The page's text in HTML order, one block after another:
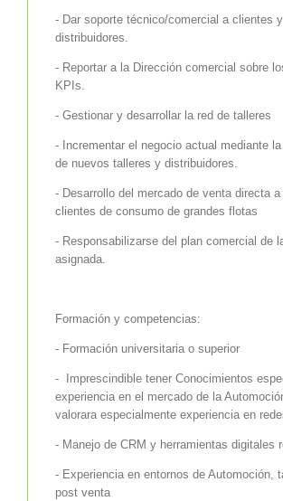
- Dar soporte técnico/comercial a clientes y
distribuidores.
- Reportar a la Dirección comercial sobre
KPIs.
- Gestionar y desarrollar la red de talleres
- Incrementar el negocio actual mediante
de nuevos talleres y distribuidores.
- Desarrollo del mercado de venta directa a
clientes de consumo de grandes flotas
- Responsabilizarse del plan comercial de
asignada.
Formación y competencias:
- Formación universitaria o superior
- Imprescindible tener Conocimientos
experiencia en el mercado de la
valorara especialmente experiencia en
- Manejo de CRM y herramientas digitales
- Experiencia en entornos de Automoción,
post venta